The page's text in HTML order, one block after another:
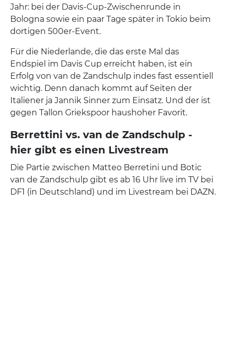
Jahr: bei der Davis-Cup-Zwischenrunde in
Bologna sowie ein paar Tage später in Tokio beim
dortigen 500er-Event.
Für die Niederlande, die das erste Mal das
Endspiel im Davis Cup erreicht haben, ist ein
Erfolg von van de Zandschulp indes fast essentiell
wichtig. Denn danach kommt auf Seiten der
Italiener ja Jannik Sinner zum Einsatz. Und der ist
gegen Tallon Griekspoor haushoher Favorit.
Berrettini vs. van de Zandschulp -
hier gibt es einen Livestream
Die Partie zwischen Matteo Berretini und Botic
van de Zandschulp gibt es ab 16 Uhr live im TV bei
DF1 (in Deutschland) und im Livestream bei DAZN.